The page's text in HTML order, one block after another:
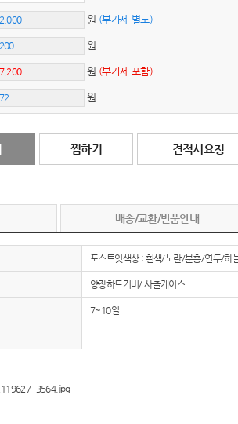
원 (부가세 별도)
원
원 (부가세 포함)
원
찜하기 견적서요청
배송/교환/반품안내
포스트잇색상 : 흰색/노란/분홍/연두/하
양장하드커버/ 사출케이스
7~10일